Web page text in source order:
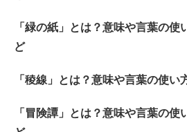
「緑の紙」とは？意味や言葉の使
ど
「稜線」とは？意味や言葉の使い
「冒険譚」とは？意味や言葉の使